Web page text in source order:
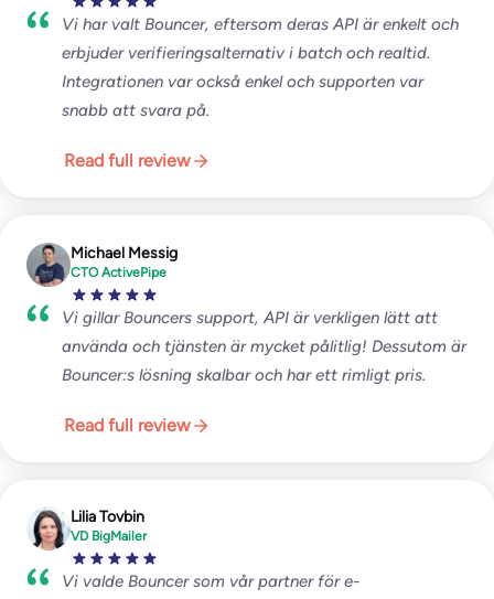
Vi har valt Bouncer, eftersom deras API är enkelt och
erbjuder verifieringsalternativ i batch och realtid.
Integrationen var också enkel och supporten var
snabb att svara på.
Read full review
Michael Messig
CTO ActivePipe
Vi gillar Bouncers support, API är verkligen lätt att
använda och tjänsten är mycket pålitlig! Dessutom är
Bouncer:s lösning skalbar och har ett rimligt pris.
Read full review
Lilia Tovbin
VD BigMailer
Vi valde Bouncer som vår partner för e-